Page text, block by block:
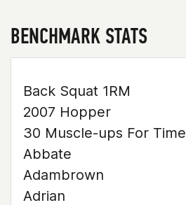
BENCHMARK STATS
Back Squat 1RM
2007 Hopper
30 Muscle-ups For Time
Abbate
Adambrown
Adrian